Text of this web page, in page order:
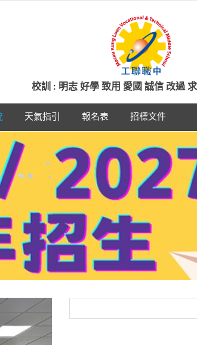
校訓 : 明志 好學 致用 愛國 誠信 改過
天氣指引 報名表 招標文件
尋